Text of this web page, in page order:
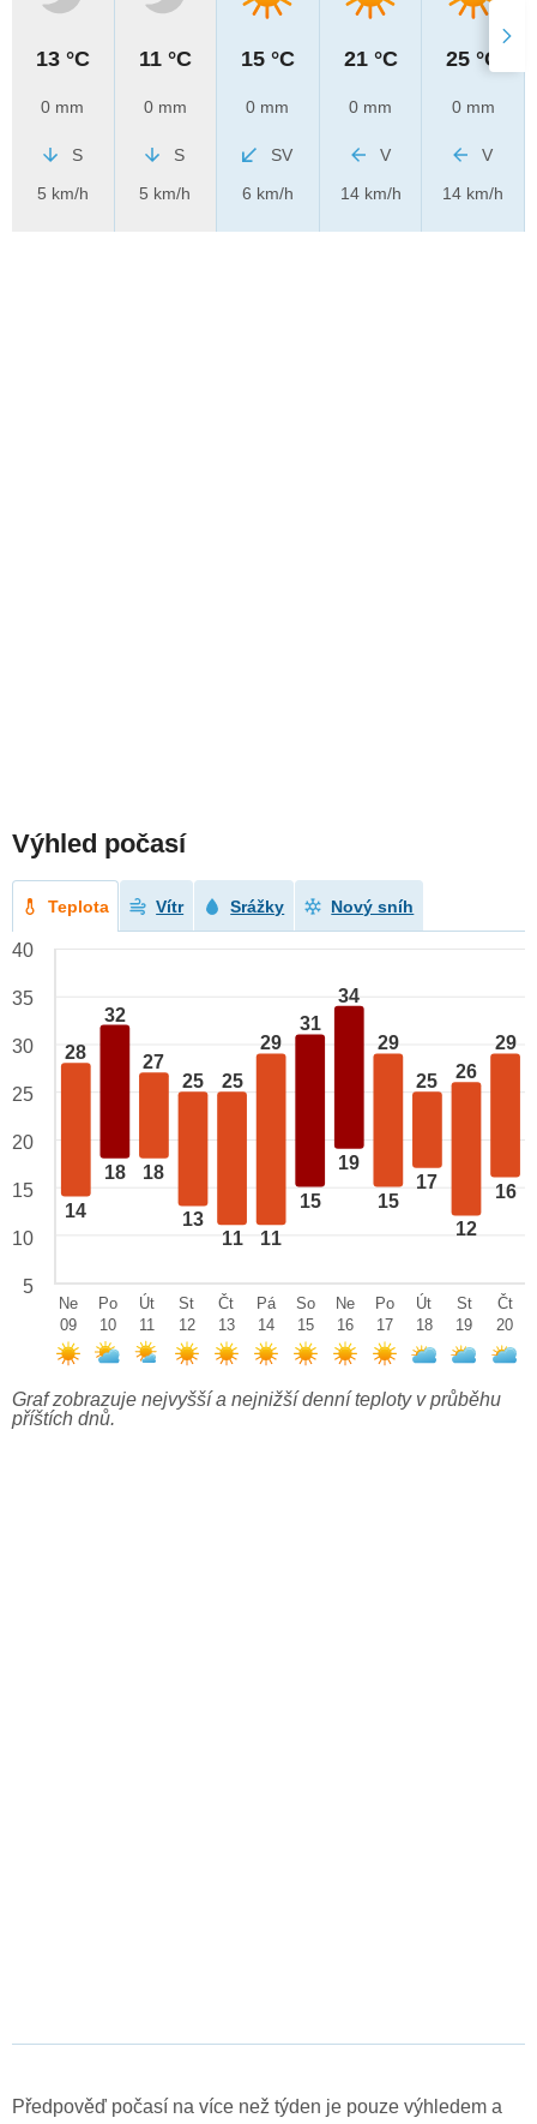
13 °C
0 mm
S
5 km/h
11 °C
0 mm
S
5 km/h
15 °C
0 mm
SV
6 km/h
21 °C
0 mm
V
14 km/h
25 °C
0 mm
V
14 km/h
Výhled počasí
Teplota Vítr Srážky Nový sníh
28
14
32
18
27
18
25
13
25
11
29
11
31
15
34
19
29
15
25
17
26
12
29
16
40
35
30
25
20
15
10
5
Ne
09
Po
10
Út
11
St
12
Čt
13
Pá
14
So
15
Ne
16
Po
17
Út
18
St
19
Čt
20
Graf zobrazuje nejvyšší a nejnižší denní teploty v průběhu
příštích dnů.
Předpověď počasí na více než týden je pouze výhledem a